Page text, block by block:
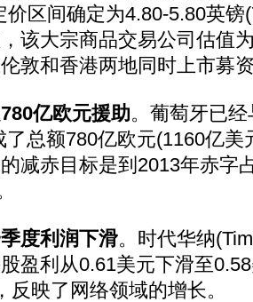
价区间确定为4.80-5.80英镑
该大宗商品交易公司估值
敦和香港两地同时上市募
亿欧元援助。葡萄牙已
了总额780亿欧元(1160亿美
减赤目标是到2013年赤字
度利润下滑。时代华纳
盈利从0.61美元下滑至
反映了网络领域的增长。